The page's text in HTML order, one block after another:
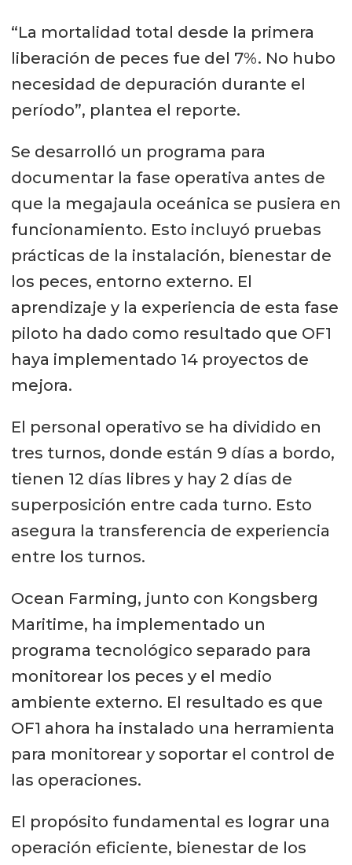
“La mortalidad total desde la primera
liberación de peces fue del 7%. No hubo
necesidad de depuración durante el
período”, plantea el reporte.
Se desarrolló un programa para
documentar la fase operativa antes de
que la megajaula oceánica se pusiera en
funcionamiento. Esto incluyó pruebas
prácticas de la instalación, bienestar de
los peces, entorno externo. El
aprendizaje y la experiencia de esta fase
piloto ha dado como resultado que OF1
haya implementado 14 proyectos de
mejora.
El personal operativo se ha dividido en
tres turnos, donde están 9 días a bordo,
tienen 12 días libres y hay 2 días de
superposición entre cada turno. Esto
asegura la transferencia de experiencia
entre los turnos.
Ocean Farming, junto con Kongsberg
Maritime, ha implementado un
programa tecnológico separado para
monitorear los peces y el medio
ambiente externo. El resultado es que
OF1 ahora ha instalado una herramienta
para monitorear y soportar el control de
las operaciones.
El propósito fundamental es lograr una
operación eficiente, bienestar de los